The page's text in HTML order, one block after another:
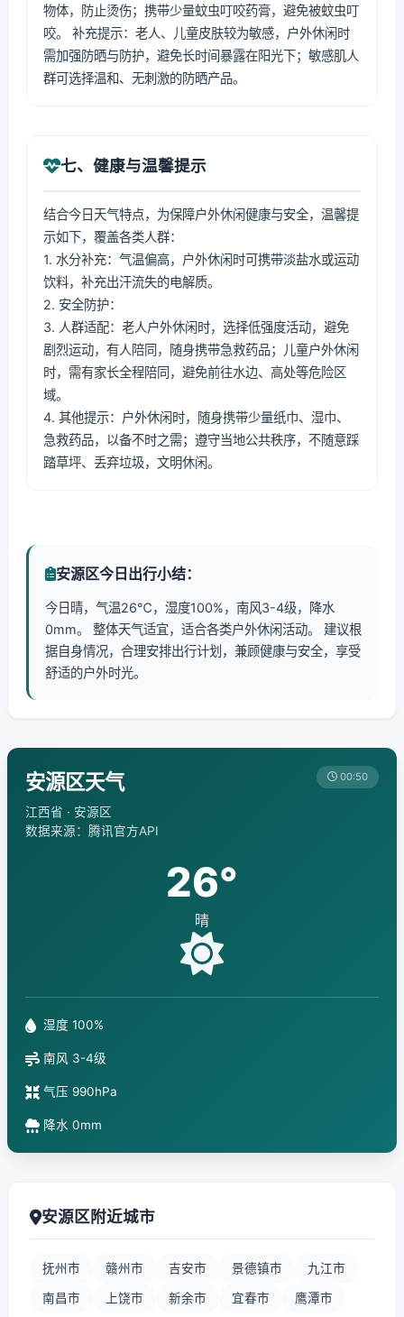
物体，防止烫伤；携带少量蚊虫叮咬药膏，避免被蚊虫叮
咬。 补充提示：老人、儿童皮肤较为敏感，户外休闲时
需加强防晒与防护，避免长时间暴露在阳光下；敏感肌人
群可选择温和、无刺激的防晒产品。
七、健康与温馨提示
结合今日天气特点，为保障户外休闲健康与安全，温馨提
示如下，覆盖各类人群：
1. 水分补充：气温偏高，户外休闲时可携带淡盐水或运动
饮料，补充出汗流失的电解质。
2. 安全防护：
3. 人群适配：老人户外休闲时，选择低强度活动，避免
剧烈运动，有人陪同，随身携带急救药品；儿童户外休闲
时，需有家长全程陪同，避免前往水边、高处等危险区
域。
4. 其他提示：户外休闲时，随身携带少量纸巾、湿巾、
急救药品，以备不时之需；遵守当地公共秩序，不随意踩
踏草坪、丢弃垃圾，文明休闲。
安源区今日出行小结：
今日晴，气温26℃，湿度100%，南风3-4级，降水
0mm。 整体天气适宜，适合各类户外休闲活动。 建议根
据自身情况，合理安排出行计划，兼顾健康与安全，享受
舒适的户外时光。
安源区天气
江西省 · 安源区
数据来源：腾讯官方API
00:50
26°
晴
湿度 100%
南风 3-4级
气压 990hPa
降水 0mm
安源区附近城市
抚州市 赣州市 吉安市 景德镇市 九江市
南昌市 上饶市 新余市 宜春市 鹰潭市